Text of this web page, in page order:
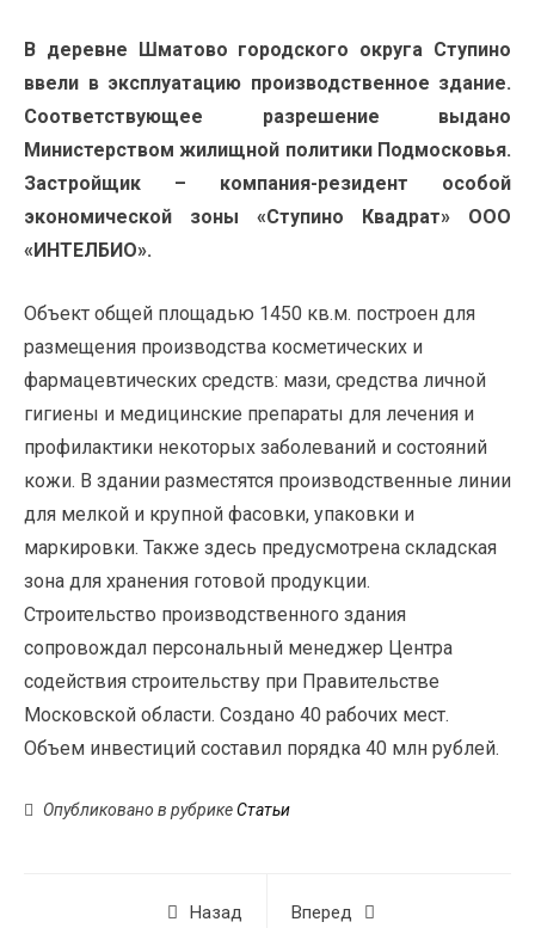
В деревне Шматово городского округа Ступино
ввели в эксплуатацию производственное здание.
Соответствующее разрешение выдано
Министерством жилищной политики Подмосковья.
Застройщик – компания-резидент особой
экономической зоны «Ступино Квадрат» ООО
«ИНТЕЛБИО».
Объект общей площадью 1450 кв.м. построен для
размещения производства косметических и
фармацевтических средств: мази, средства личной
гигиены и медицинские препараты для лечения и
профилактики некоторых заболеваний и состояний
кожи. В здании разместятся производственные линии
для мелкой и крупной фасовки, упаковки и
маркировки. Также здесь предусмотрена складская
зона для хранения готовой продукции.
Строительство производственного здания
сопровождал персональный менеджер Центра
содействия строительству при Правительстве
Московской области. Создано 40 рабочих мест.
Объем инвестиций составил порядка 40 млн рублей.
Опубликовано в рубрикеСтатьи
Назад
Вперед